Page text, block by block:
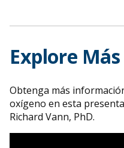
Explore Más
Obtenga más
oxígeno en esta
Richard Vann, PhD.